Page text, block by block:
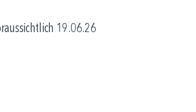
19.06.26